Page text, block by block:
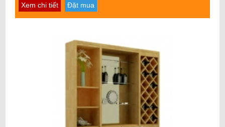
Xem chi tiết Đặt mua